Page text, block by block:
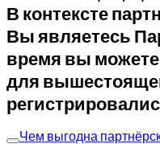
В контексте
Вы являетесь
время вы
для
Чем выгодна